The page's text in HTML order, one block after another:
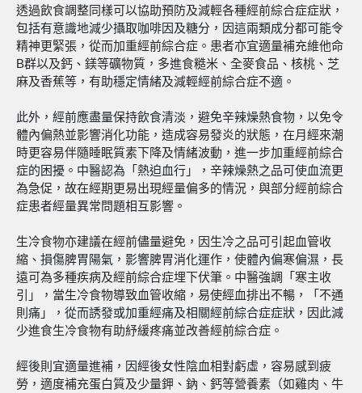
透過飲食調整同樣可以協助預防及減輕各種經前綜合症症狀，
包括有意識地減少攝取咖啡因及糖分，因這兩類成分都可能令
精神更緊張，從而加重經前綜合症。患者亦宜適量補充維他命
B群以及鈣、鎂等礦物質，多進食糙米、全麥食品、核桃、芝
麻及香蕉等，有助穩定情緒及減輕經前綜合症不適。
此外，經前應盡量保持飲食清淡，避免辛辣燥熱食物，以免令
體內偏熱並影響消化功能，造成容易發炎的狀態，在月經來潮
時更容易伴隨睡眠質素下降及情緒波動，進一步加重經前綜合
症的困擾。中醫認為「熱迫血行」，辛辣燥熱之品可使血流更
為急促，故在經期更易出現經量偏多的情況，與部分經前綜合
症患者經量異常問題相互影響。
生冷食物亦建議在經前儘量避免，因生冷之品可引起血管收
縮、損傷脾胃陽氣，影響脾胃消化運作，使體內偏寒偏濕，長
遠可為多種疾病及經前綜合症埋下伏筆。中醫強調「寒主收
引」，當生冷食物導致血管收縮，易使經血排出不暢，「不通
則痛」，從而誘發或加重經痛及相關經前綜合症症狀，因此減
少進食生冷食物有助紓緩疼痛並改善經前綜合症。
經後則宜適量進補，因經後女性陰血相對虧虛，容易感到疲
勞，適度補充蛋白質及少量鉀、鈉、鈣等營養素（如雞肉、牛